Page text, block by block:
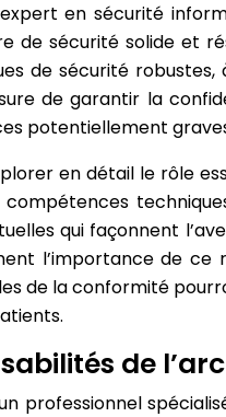
en sécurité
de sécurité solide et
de sécurité
de garantir la
potentiellement
en détail le rôle
qui façonnent
l’importance de
de la conformité
de
professionnel